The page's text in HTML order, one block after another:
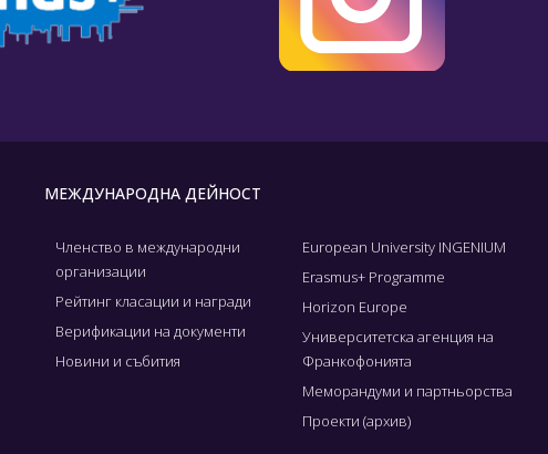
МЕЖДУНАРОДНА ДЕЙНОСТ
Членство в международни
организации
Рейтинг класации и награди
Верификации на документи
Новини и събития
European University INGENIUM
Erasmus+ Programme
Horizon Europe
Университетска агенция на
Франкофонията
Меморандуми и партньорства
Проекти (архив)